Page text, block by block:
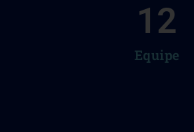
Equipe
12